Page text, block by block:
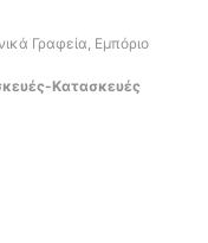
Γραφεία, Εμπόριο
Κατασκευές